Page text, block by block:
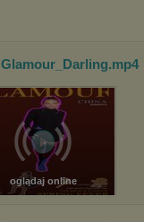
Glamour_Darling.mp4
oglądaj online